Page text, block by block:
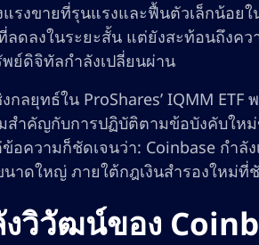
รงขายที่รุนแรงและฟื้นตัวเล็กน้อยใ
ลดลงในระยะสั้น แต่ยังสะท้อนถึงคว
ย์ดิจิทัลกำลังเปลี่ยนผ่าน
ลยุทธ์ใน ProShares’ IQMM ETF
ำคัญกับการปฏิบัติตามข้อบังคับให
อความก็ชัดเจนว่า: Coinbase กำลั
าดใหญ่ ภายใต้กฎเงินสำรองใหม่ที่
วิวัฒน์ของ